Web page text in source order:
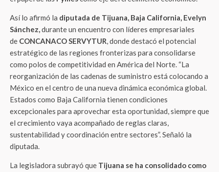
Así lo afirmó la diputada de Tijuana, Baja California, Evelyn
Sánchez,durante un encuentro con líderes empresariales
de CONCANACO SERVYTUR, donde destacó el potencial
estratégico de las regiones fronterizas para consolidarse
como polos de competitividad en América del Norte. “La
reorganización de las cadenas de suministro está colocando a
México en el centro de una nueva dinámica económica global.
Estados como Baja California tienen condiciones
excepcionales para aprovechar esta oportunidad, siempre que
el crecimiento vaya acompañado de reglas claras,
sustentabilidad y coordinación entre sectores”. Señaló la
diputada.
La legisladora subrayó que Tijuana se ha consolidado como